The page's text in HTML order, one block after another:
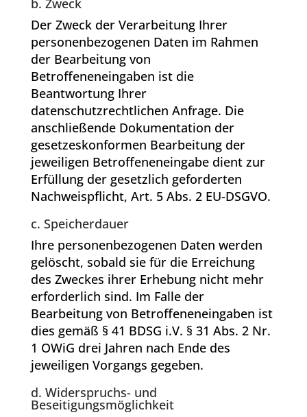
b. Zweck
Der Zweck der Verarbeitung Ihrer
personenbezogenen Daten im Rahmen
der Bearbeitung von
Betroffeneneingaben ist die
Beantwortung Ihrer
datenschutzrechtlichen Anfrage. Die
anschließende Dokumentation der
gesetzeskonformen Bearbeitung der
jeweiligen Betroffeneneingabe dient zur
Erfüllung der gesetzlich geforderten
Nachweispflicht, Art. 5 Abs. 2 EU-DSGVO.
c. Speicherdauer
Ihre personenbezogenen Daten werden
gelöscht, sobald sie für die Erreichung
des Zweckes ihrer Erhebung nicht mehr
erforderlich sind. Im Falle der
Bearbeitung von Betroffeneneingaben ist
dies gemäß § 41 BDSG i.V. § 31 Abs. 2 Nr.
1 OWiG drei Jahren nach Ende des
jeweiligen Vorgangs gegeben.
d. Widerspruchs- und
Beseitigungsmöglichkeit